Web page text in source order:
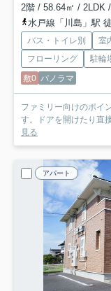
2階 / 58.64㎡ / 2LDK
水戸線「川島」駅
バス・トイレ別 室
フローリング
駐輪
敷0 パノラマ
ファミリー向けのポイ
す。ドアを開けたり直
見る
アパート